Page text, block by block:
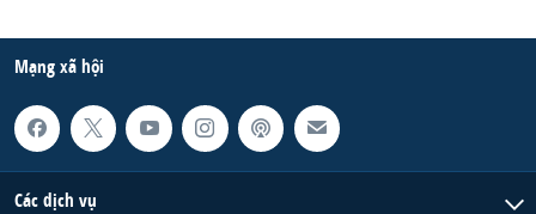
Mạng xã hội
Các dịch vụ